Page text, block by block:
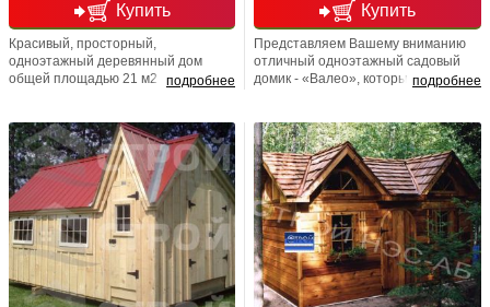
Купить
подробнее
Красивый, просторный,
одноэтажный деревянный дом
общей площадью 21 м2 будет
домик "Гелла" будет настоящим
убежищем от суеты городской
жизни для небольшой семьи из
трех-четырех человек. Полностью
утепленный вариант.
Купить
подробнее
Представляем Вашему вниманию
отличный одноэтажный садовый
домик - «Валео», который
застройки 21м2, имеет
продуманную планировку,
стильный дизайн и яркий,
неповторимый образ. Возможна
любая перепланировка и
увеличение (уменьшение)
размерного ряда